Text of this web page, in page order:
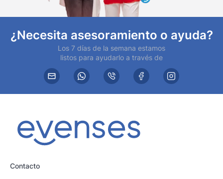
¿Necesita asesoramiento o ayuda?
Los 7 días de la semana estamos
listos para ayudarlo a través de
Contacto